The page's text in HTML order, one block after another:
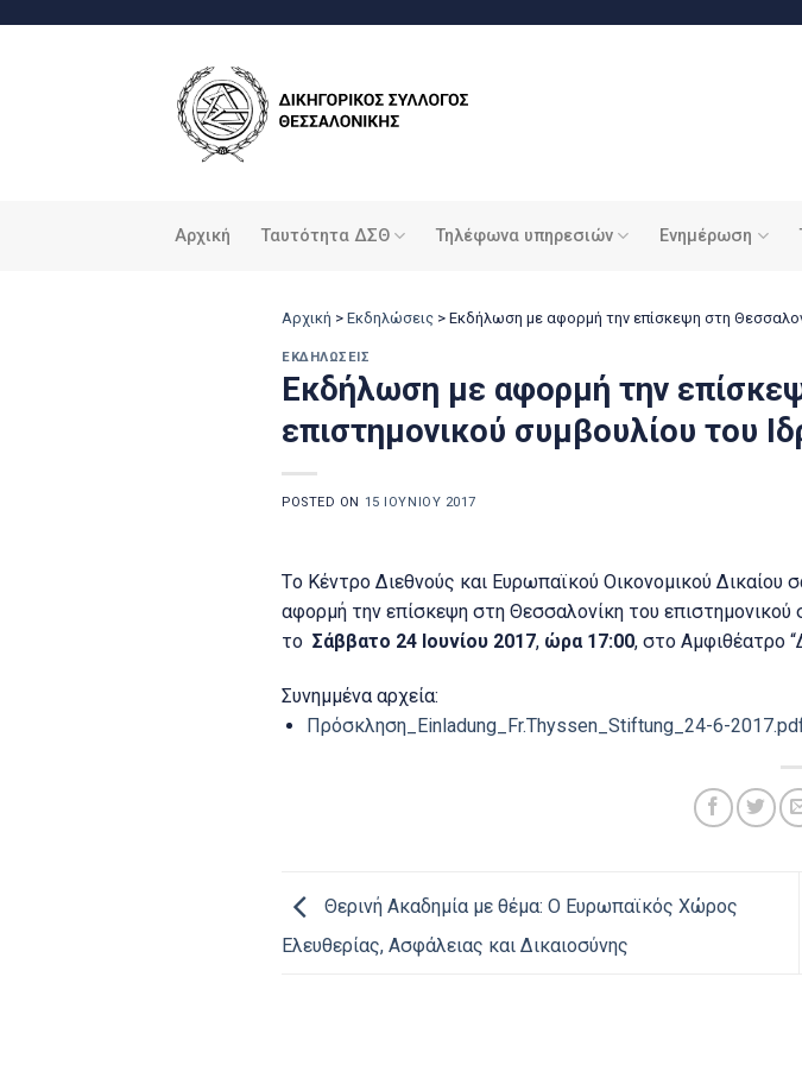
Αρχική Ταυτότητα ΔΣΘ Τηλέφωνα υπηρεσιών Ενημέρωση
Αρχική > Εκδηλώσεις > Εκδήλωση με αφορμή την επίσκεψη στη
ΕΚΔΗΛΏΣΕΙΣ
Εκδήλωση με αφορμή την
επιστημονικού συμβουλίου του
POSTED ON 15 ΙΟΥΝΊΟΥ 2017
Tο Κέντρο Διεθνούς και Ευρωπαϊκού Οικονομικού
αφορμή την επίσκεψη στη Θεσσαλονίκη του
τo Σάββατο 24 Ιουνίου 2017, ώρα 17:00, στο Αμφιθέατρο
Συνημμένα αρχεία:
Πρόσκληση_Einladung_Fr.Thyssen_Stiftung_24-6-
Θερινή Ακαδημία με θέμα: Ο Ευρωπαϊκός Χώρος
Ελευθερίας, Ασφάλειας και Δικαιοσύνης